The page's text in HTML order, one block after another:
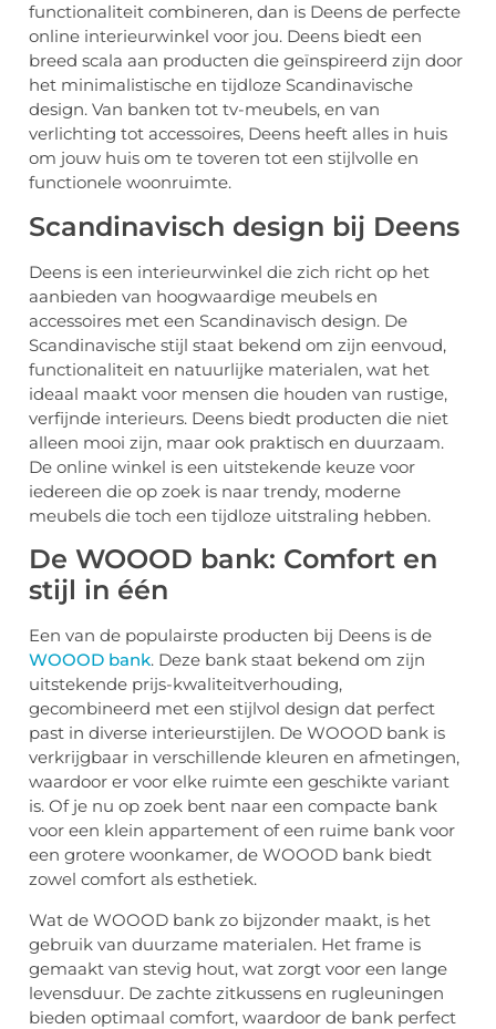
functionaliteit combineren, dan is Deens de perfecte
online interieurwinkel voor jou. Deens biedt een
breed scala aan producten die geïnspireerd zijn door
het minimalistische en tijdloze Scandinavische
design. Van banken tot tv-meubels, en van
verlichting tot accessoires, Deens heeft alles in huis
om jouw huis om te toveren tot een stijlvolle en
functionele woonruimte.
Scandinavisch design bij Deens
Deens is een interieurwinkel die zich richt op het
aanbieden van hoogwaardige meubels en
accessoires met een Scandinavisch design. De
Scandinavische stijl staat bekend om zijn eenvoud,
functionaliteit en natuurlijke materialen, wat het
ideaal maakt voor mensen die houden van rustige,
verfijnde interieurs. Deens biedt producten die niet
alleen mooi zijn, maar ook praktisch en duurzaam.
De online winkel is een uitstekende keuze voor
iedereen die op zoek is naar trendy, moderne
meubels die toch een tijdloze uitstraling hebben.
De WOOOD bank: Comfort en
stijl in één
Een van de populairste producten bij Deens is de
WOOOD bank. Deze bank staat bekend om zijn
uitstekende prijs-kwaliteitverhouding,
gecombineerd met een stijlvol design dat perfect
past in diverse interieurstijlen. De WOOOD bank is
verkrijgbaar in verschillende kleuren en afmetingen,
waardoor er voor elke ruimte een geschikte variant
is. Of je nu op zoek bent naar een compacte bank
voor een klein appartement of een ruime bank voor
een grotere woonkamer, de WOOOD bank biedt
zowel comfort als esthetiek.
Wat de WOOOD bank zo bijzonder maakt, is het
gebruik van duurzame materialen. Het frame is
gemaakt van stevig hout, wat zorgt voor een lange
levensduur. De zachte zitkussens en rugleuningen
bieden optimaal comfort, waardoor de bank perfect